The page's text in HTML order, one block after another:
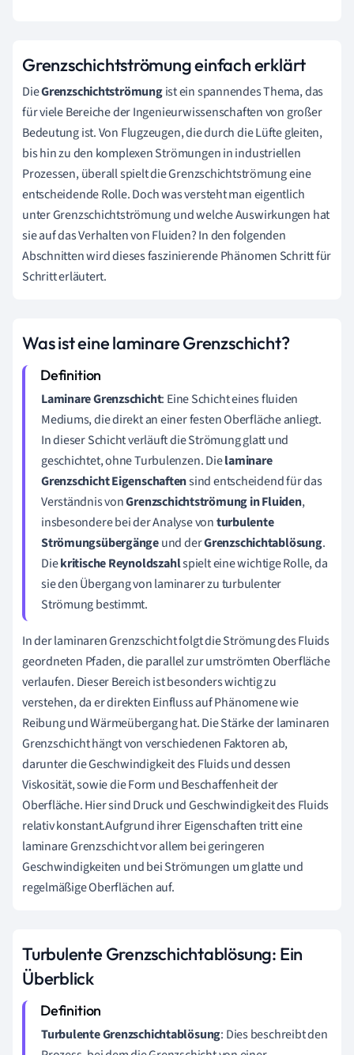
Grenzschichtströmung einfach erklärt
DieGrenzschichtströmungist ein spannendes Thema, das
für viele Bereiche der Ingenieurwissenschaften von großer
Bedeutung ist. Von Flugzeugen, die durch die Lüfte gleiten,
bis hin zu den komplexen Strömungen in industriellen
Prozessen, überall spielt die Grenzschichtströmung eine
entscheidende Rolle. Doch was versteht man eigentlich
unter Grenzschichtströmung und welche Auswirkungen hat
sie auf das Verhalten von Fluiden? In den folgenden
Abschnitten wird dieses faszinierende Phänomen Schritt für
Schritt erläutert.
Was ist eine laminare Grenzschicht?
Laminare Grenzschicht: Eine Schicht eines fluiden
Mediums, die direkt an einer festen Oberfläche anliegt.
In dieser Schicht verläuft die Strömung glatt und
geschichtet, ohne Turbulenzen. Dielaminare
Grenzschicht Eigenschaftensind entscheidend für das
Verständnis vonGrenzschichtströmung in Fluiden,
insbesondere bei der Analyse vonturbulente
Strömungsübergängeund derGrenzschichtablösung.
Diekritische Reynoldszahlspielt eine wichtige Rolle, da
sie den Übergang von laminarer zu turbulenter
Strömung bestimmt.
In der laminaren Grenzschicht folgt die Strömung des Fluids
geordneten Pfaden, die parallel zur umströmten Oberfläche
verlaufen. Dieser Bereich ist besonders wichtig zu
verstehen, da er direkten Einfluss auf Phänomene wie
Reibung und Wärmeübergang hat. Die Stärke der laminaren
Grenzschicht hängt von verschiedenen Faktoren ab,
darunter die Geschwindigkeit des Fluids und dessen
Viskosität, sowie die Form und Beschaffenheit der
Oberfläche. Hier sind Druck und Geschwindigkeit des Fluids
relativ konstant.Aufgrund ihrer Eigenschaften tritt eine
laminare Grenzschicht vor allem bei geringeren
Geschwindigkeiten und bei Strömungen um glatte und
regelmäßige Oberflächen auf.
Turbulente Grenzschichtablösung: Ein
Überblick
Turbulente Grenzschichtablösung: Dies beschreibt den